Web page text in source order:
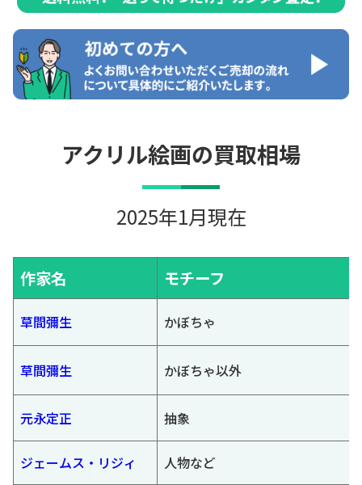
アクリル絵画の買取相場
2025年1月現在
作家名 モチーフ
草間彌生 かぼちゃ
草間彌生 かぼちゃ以外
元永定正 抽象
ジェームス・リジィ 人物など